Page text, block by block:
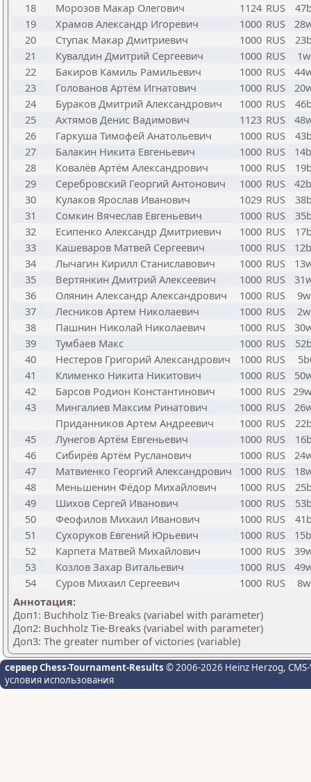
18
Морозов Макар Олегович 1124 RUS
19
Храмов Александр Игоревич 1000 RUS
20
Ступак Макар Дмитриевич 1000 RUS
21
Кувалдин Дмитрий Сергеевич 1000 RUS
22
Бакиров Камиль Рамильевич 1000 RUS
23
Голованов Артём Игнатович 1000 RUS
24
Бураков Дмитрий Александрович 1000 RUS
25
Ахтямов Денис Вадимович 1123 RUS
26
Гаркуша Тимофей Анатольевич 1000 RUS
27
Балакин Никита Евгеньевич 1000 RUS
28
Ковалёв Артём Александрович 1000 RUS
29
Серебровский Георгий Антонович 1000 RUS
30
Кулаков Ярослав Иванович 1029 RUS
31
Сомкин Вячеслав Евгеньевич 1000 RUS
32
Есипенко Александр Дмитриевич 1000 RUS
33
Кашеваров Матвей Сергеевич 1000 RUS
34
Лычагин Кирилл Станиславович 1000 RUS
35
Вертянкин Дмитрий Алексеевич 1000 RUS
36
Олянин Александр Александрович 1000 RUS
37
Лесников Артем Николаевич 1000 RUS
38
Пашнин Николай Николаевич 1000 RUS
39
Тумбаев Макс 1000 RUS
40
Нестеров Григорий Александрович 1000 RUS
41
Клименко Никита Никитович 1000 RUS
42
Барсов Родион Константинович 1000 RUS
43
Мингалиев Максим Ринатович 1000 RUS
Приданников Артем Андреевич
1000 RUS
45
Лунегов Артём Евгеньевич 1000 RUS
46
Сибирёв Артём Русланович 1000 RUS
47
Матвиенко Георгий Александрович 1000 RUS
48
Меньшенин Фёдор Михайлович 1000 RUS
49
Шихов Сергей Иванович 1000 RUS
50
Феофилов Михаил Иванович 1000 RUS
51
Сухоруков Евгений Юрьевич 1000 RUS
52
Карпета Матвей Михайлович 1000 RUS
53
Козлов Захар Витальевич 1000 RUS
54
Суров Михаил Сергеевич 1000 RUS
Аннотация:
Доп1: Buchholz Tie-Breaks (variabel with parameter)
Доп2: Buchholz Tie-Breaks (variabel with parameter)
Доп3: The greater number of victories (variable)
сервер Chess-Tournament-Results © 2006-2026 Heinz Herzog,
условия использования